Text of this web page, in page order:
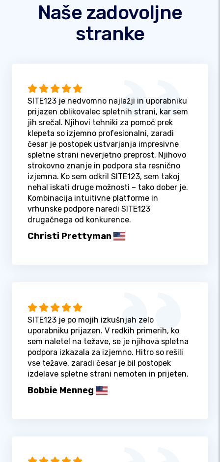
Naše zadovoljne
stranke
SITE123 je nedvomno najlažji in uporabniku
prijazen oblikovalec spletnih strani, kar sem
jih srečal. Njihovi tehniki za pomoč prek
klepeta so izjemno profesionalni, zaradi
česar je postopek ustvarjanja impresivne
spletne strani neverjetno preprost. Njihovo
strokovno znanje in podpora sta resnično
izjemna. Ko sem odkril SITE123, sem takoj
nehal iskati druge možnosti – tako dober je.
Kombinacija intuitivne platforme in
vrhunske podpore naredi SITE123
drugačnega od konkurence.
Christi Prettyman
SITE123 je po mojih izkušnjah zelo
uporabniku prijazen. V redkih primerih, ko
sem naletel na težave, se je njihova spletna
podpora izkazala za izjemno. Hitro so rešili
vse težave, zaradi česar je bil postopek
izdelave spletne strani nemoten in prijeten.
Bobbie Menneg